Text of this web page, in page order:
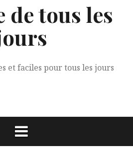
de tous les
et faciles pour tous les jours